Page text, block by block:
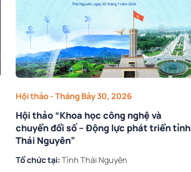
Hội thảo- Tháng Bảy 30, 2026
Hội thảo “Khoa học công nghệ và
chuyển đổi số – Động lực phát triển tỉnh
Thái Nguyên”
Tổ chức tại:Tỉnh Thái Nguyên